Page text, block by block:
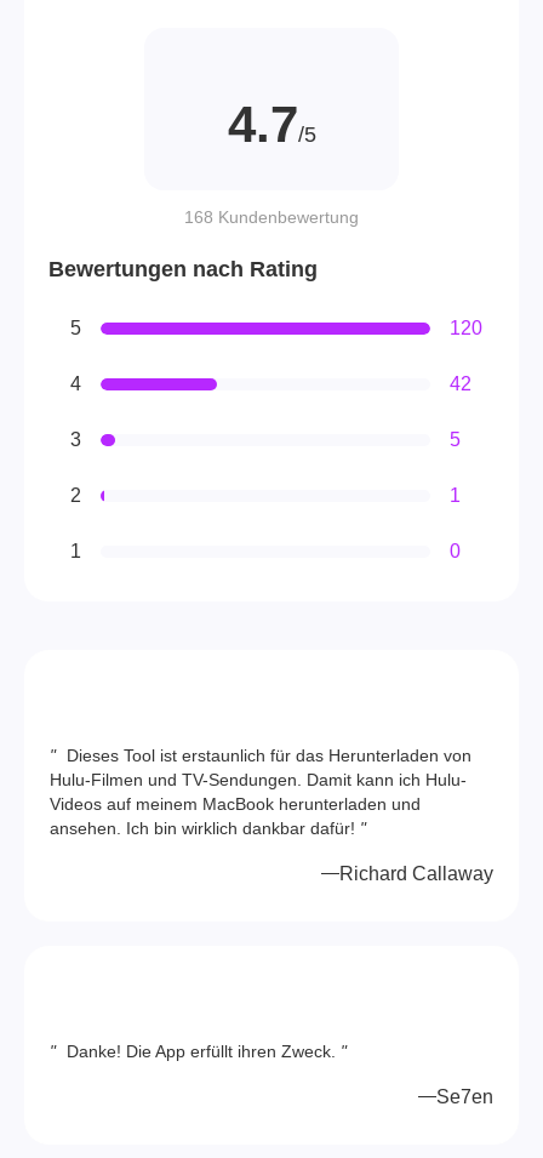
4.7/5
168 Kundenbewertung
Bewertungen nach Rating
5 120
4 42
3 5
2 1
1 0
"
Dieses Tool ist erstaunlich für das Herunterladen von
Hulu-Filmen und TV-Sendungen. Damit kann ich Hulu-
Videos auf meinem MacBook herunterladen und
ansehen. Ich bin wirklich dankbar dafür! "
Richard Callaway
" Danke! Die App erfüllt ihren Zweck. "
Se7en